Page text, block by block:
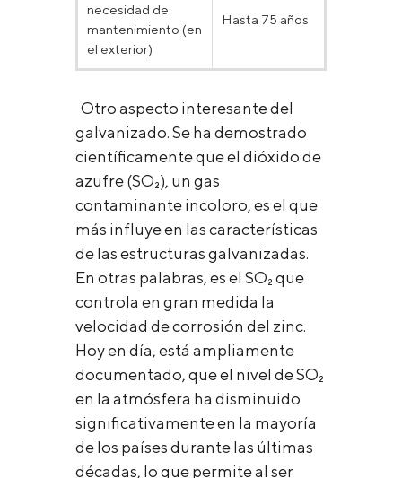
necesidad de
mantenimiento (en
el exterior)
Hasta 75 años
Otro aspecto interesante del
galvanizado. Se ha demostrado
científicamente que el dióxido de
azufre (SO₂), un gas
contaminante incoloro, es el que
más influye en las características
de las estructuras galvanizadas.
En otras palabras, es el SO₂ que
controla en gran medida la
velocidad de corrosión del zinc.
Hoy en día, está ampliamente
documentado, que el nivel de SO₂
en la atmósfera ha disminuido
significativamente en la mayoría
de los países durante las últimas
décadas, lo que permite al ser